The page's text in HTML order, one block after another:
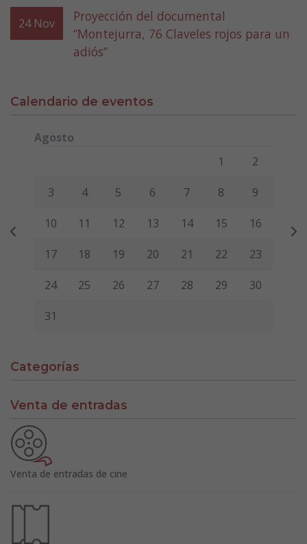
24 Nov
Proyección del documental
“Montejurra, 76 Claveles rojos para un
adiós”
Calendario de eventos
Agosto
Viernes Sábado
1 2
3 4 5 6 7 8 9
10 11 12 13 14 15 16
17 18 19 20 21 22 23
24 25 26 27 28 29 30
31
Categorías
Venta de entradas
Venta de entradas de cine